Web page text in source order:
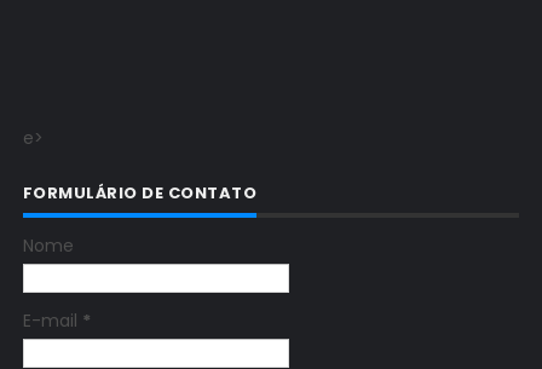
e>
FORMULÁRIO DE CONTATO
Nome
E-mail *